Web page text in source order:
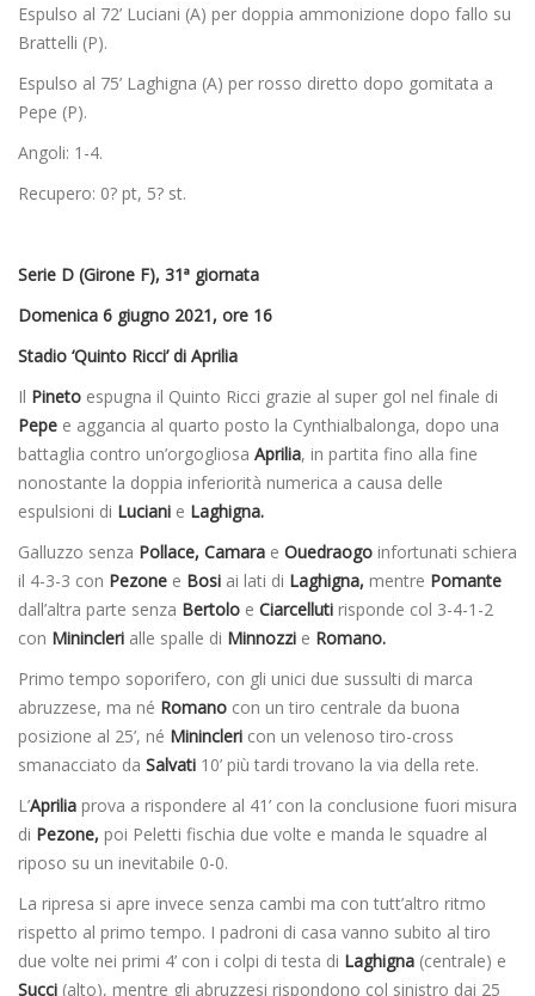
Espulso al 72’ Luciani (A) per doppia ammonizione dopo fallo su
Brattelli (P).
Espulso al 75’ Laghigna (A) per rosso diretto dopo gomitata a
Pepe (P).
Angoli: 1-4.
Recupero: 0? pt, 5? st.
Serie D (Girone F), 31ª giornata
Domenica 6 giugno 2021, ore 16
Stadio ‘Quinto Ricci’ di Aprilia
Il Pineto espugna il Quinto Ricci grazie al super gol nel finale di
Pepe e aggancia al quarto posto la Cynthialbalonga, dopo una
battaglia contro un’orgogliosa Aprilia, in partita fino alla fine
nonostante la doppia inferiorità numerica a causa delle
espulsioni di Luciani e Laghigna.
Galluzzo senza Pollace, Camara e Ouedraogo infortunati schiera
il 4-3-3 con Pezone e Bosi ai lati di Laghigna, mentre Pomante
dall’altra parte senza Bertolo e Ciarcelluti risponde col 3-4-1-2
con Minincleri alle spalle di Minnozzi e Romano.
Primo tempo soporifero, con gli unici due sussulti di marca
abruzzese, ma né Romano con un tiro centrale da buona
posizione al 25’, né Minincleri con un velenoso tiro-cross
smanacciato da Salvati 10’ più tardi trovano la via della rete.
L’Aprilia prova a rispondere al 41’ con la conclusione fuori misura
di Pezone, poi Peletti fischia due volte e manda le squadre al
riposo su un inevitabile 0-0.
La ripresa si apre invece senza cambi ma con tutt’altro ritmo
rispetto al primo tempo. I padroni di casa vanno subito al tiro
due volte nei primi 4’ con i colpi di testa di Laghigna (centrale) e
Succi (alto), mentre gli abruzzesi rispondono col sinistro dai 25